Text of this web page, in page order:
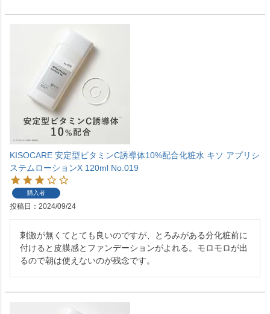
KISOCARE 安定型ビタミンC誘導体10%配合化粧水 キソ アプリシ
ステムローションX 120ml No.019
購入者
投稿日 2024/09/24
刺激が無くてとても良いのですが、とろみがある分化粧前に
付けると皮膜感とファンデーションがよれる。モロモロが出
るので朝は使えないのが残念です。